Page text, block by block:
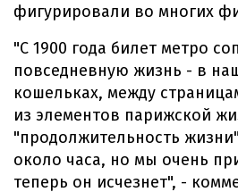
фигурировали во многих
"С 1900 года билет метро
повседневную жизнь - в
кошельках, между
из элементов парижской
"продолжительность
около часа, но мы очень
теперь он исчезнет", -